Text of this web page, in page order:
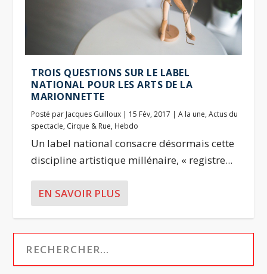
TROIS QUESTIONS SUR LE LABEL
NATIONAL POUR LES ARTS DE LA
MARIONNETTE
Posté par Jacques Guilloux | 15 Fév, 2017 |A la une,Actus du
spectacle, Cirque & Rue, Hebdo
Un label national consacre désormais cette
discipline artistique millénaire, « registre...
EN SAVOIR PLUS